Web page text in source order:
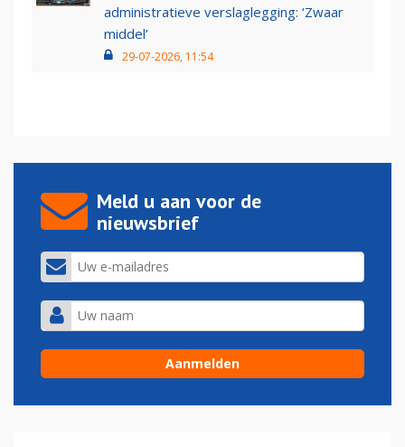
administratieve verslaglegging: ‘Zwaar
middel’
29-07-2026, 11:54
Meld u aan voor de
nieuwsbrief